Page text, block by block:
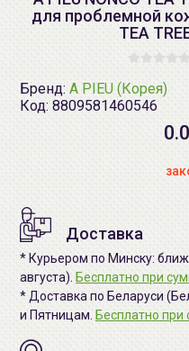
для проблемной
TEA
Бренд: A PIEU (Корея)
Код: 8809581460546
Доставка
* Курьером по Минску:
августа). Бесплатно при
* Доставка по Беларуси
и Пятницам. Бесплатно при